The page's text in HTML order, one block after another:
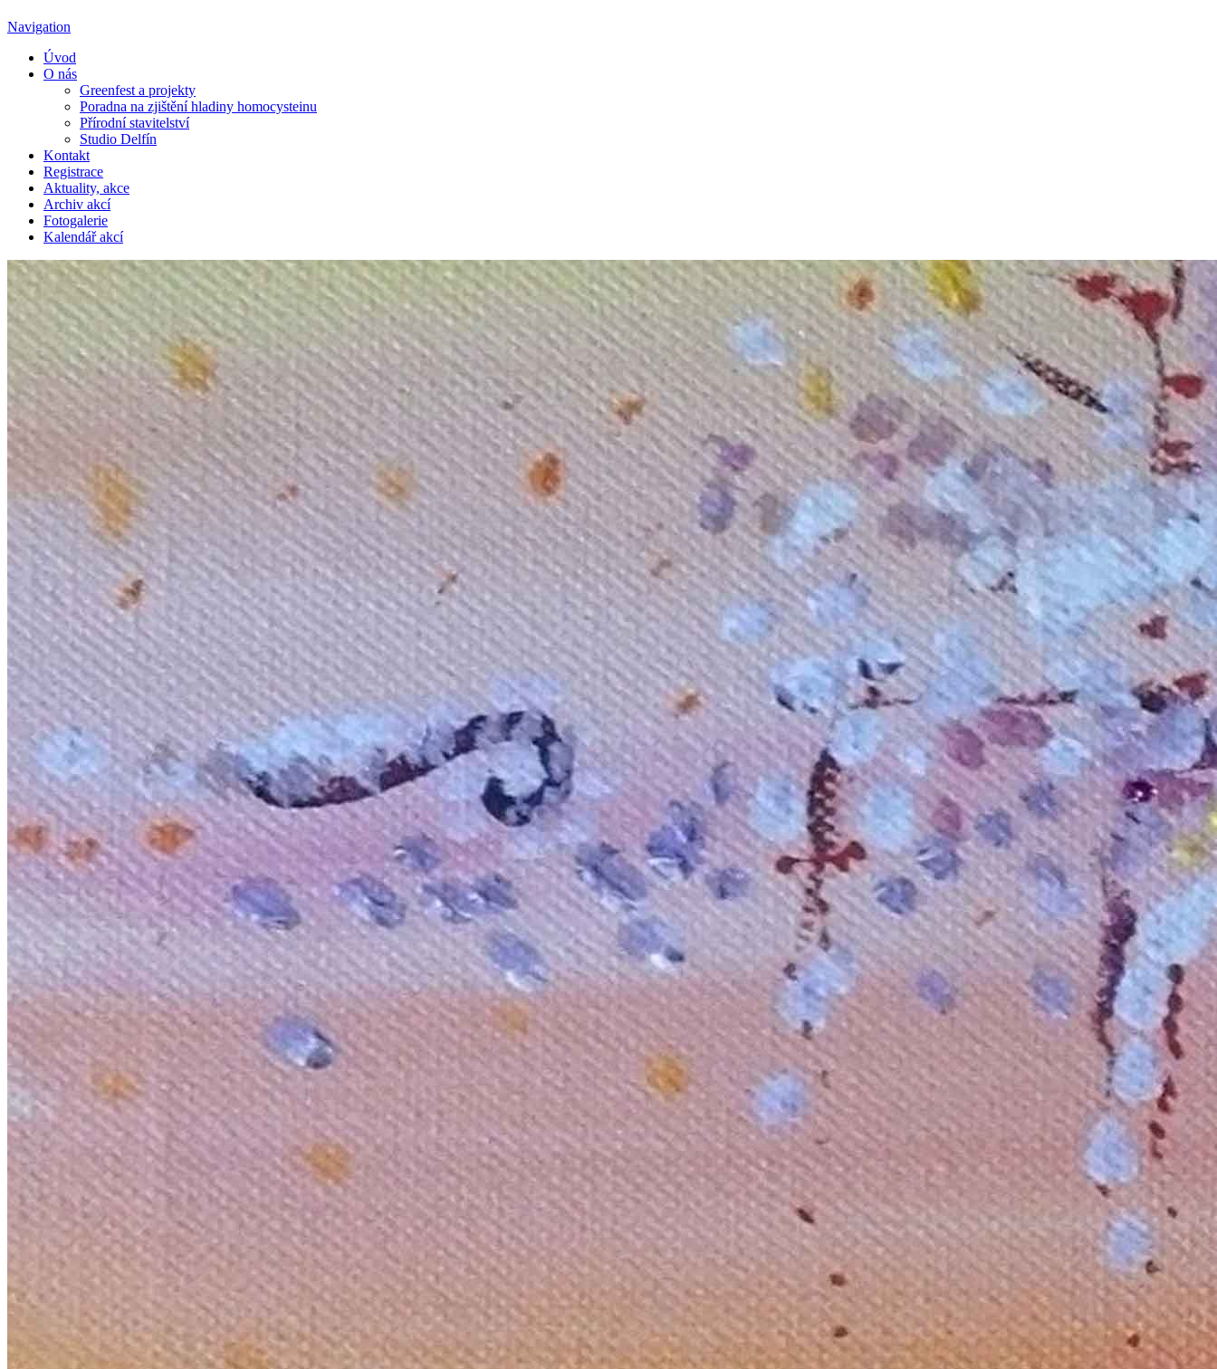
Navigation
Úvod
O nás
Greenfest a projekty
Poradna na zjištění hladiny homocysteinu
Přírodní stavitelství
Studio Delfín
Kontakt
Registrace
Aktuality, akce
Archiv akcí
Fotogalerie
Kalendář akcí